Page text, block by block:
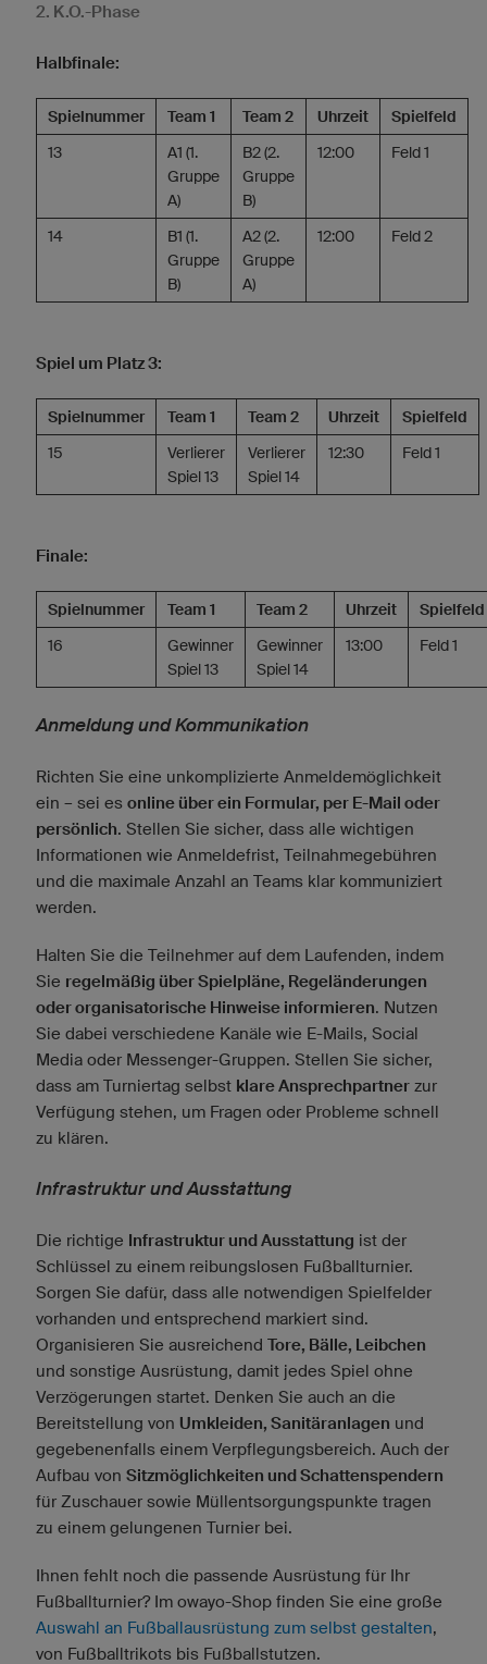
2. K.O.-Phase
Halbfinale:
Spielnummer Team 1 Team 2 Uhrzeit Spielfeld
13
A1 (1.
Gruppe
A)
B2 (2.
Gruppe
B)
12:00 Feld 1
14
B1 (1.
Gruppe
B)
A2 (2.
Gruppe
A)
12:00 Feld 2
Spiel um Platz 3:
Spielnummer Team 1 Team 2 Uhrzeit Spielfeld
15
Verlierer
Spiel 13
Verlierer
Spiel 14
12:30 Feld 1
Finale:
Spielnummer Team 1 Team 2 Uhrzeit Spielfeld
16
Gewinner
Spiel 13
Gewinner
Spiel 14
13:00 Feld 1
Anmeldung und Kommunikation
Richten Sie eine unkomplizierte Anmeldemöglichkeit
ein – sei es online über ein Formular, per E-Mail oder
persönlich. Stellen Sie sicher, dass alle wichtigen
Informationen wie Anmeldefrist, Teilnahmegebühren
und die maximale Anzahl an Teams klar kommuniziert
werden.
Halten Sie die Teilnehmer auf dem Laufenden, indem
Sie regelmäßig über Spielpläne, Regeländerungen
oder organisatorische Hinweise informieren. Nutzen
Sie dabei verschiedene Kanäle wie E-Mails, Social
Media oder Messenger-Gruppen. Stellen Sie sicher,
dass am Turniertag selbst klare Ansprechpartner zur
Verfügung stehen, um Fragen oder Probleme schnell
zu klären.
Infrastruktur und Ausstattung
Die richtige Infrastruktur und Ausstattung ist der
Schlüssel zu einem reibungslosen Fußballturnier.
Sorgen Sie dafür, dass alle notwendigen Spielfelder
vorhanden und entsprechend markiert sind.
Organisieren Sie ausreichend Tore, Bälle, Leibchen
und sonstige Ausrüstung, damit jedes Spiel ohne
Verzögerungen startet. Denken Sie auch an die
Bereitstellung von Umkleiden, Sanitäranlagen und
gegebenenfalls einem Verpflegungsbereich. Auch der
Aufbau von Sitzmöglichkeiten und Schattenspendern
für Zuschauer sowie Müllentsorgungspunkte tragen
zu einem gelungenen Turnier bei.
Ihnen fehlt noch die passende Ausrüstung für Ihr
Fußballturnier? Im owayo-Shop finden Sie eine große
Auswahl an Fußballausrüstung zum selbst gestalten,
von Fußballtrikots bis Fußballstutzen.